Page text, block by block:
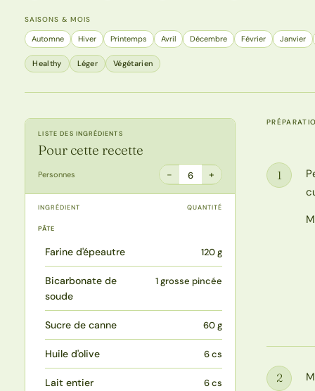
SAISONS & MOIS
Automne Hiver Printemps Avril Décembre Février Janvier
Healthy Léger Végétarien
LISTE DES INGRÉDIENTS
Pour cette recette
Personnes − 6 +
INGRÉDIENT QUANTITÉ
PÂTE
Farine d'épeautre 120 g
Bicarbonate de
soude
1 grosse pincée
Sucre de canne 60 g
Huile d'olive 6 cs
Lait entier 6 cs
Étape
1
Étape
2